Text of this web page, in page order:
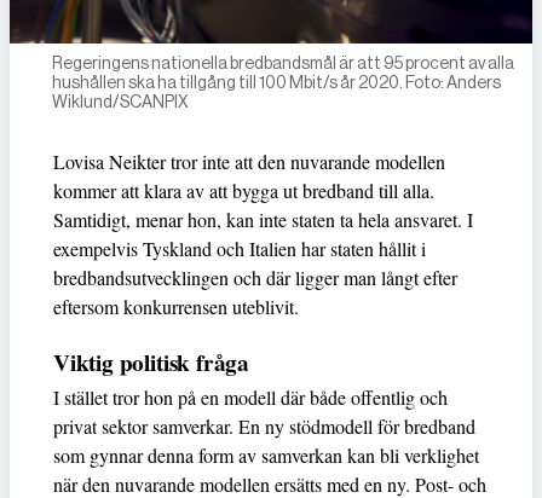
Regeringens nationella bredbandsmål är att 95 procent av alla
hushållen ska ha tillgång till 100 Mbit/s år 2020. Foto: Anders
Wiklund/SCANPIX
Lovisa Neikter tror inte att den nuvarande modellen
kommer att klara av att bygga ut bredband till alla.
Samtidigt, menar hon, kan inte staten ta hela ansvaret. I
exempelvis Tyskland och Italien har staten hållit i
bredbandsutvecklingen och där ligger man långt efter
eftersom konkurrensen uteblivit.
Viktig politisk fråga
I stället tror hon på en modell där både offentlig och
privat sektor samverkar. En ny stödmodell för bredband
som gynnar denna form av samverkan kan bli verklighet
när den nuvarande modellen ersätts med en ny. Post- och